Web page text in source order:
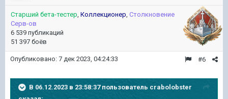
Старший бета-тестер, Коллекционер, Столкновение
Серв-ов
6 539 публикаций
51 397 боёв
#6
Опубликовано: 7 дек 2023, 04:24:33
В 06.12.2023 в 23:58:37 пользователь crabolobster